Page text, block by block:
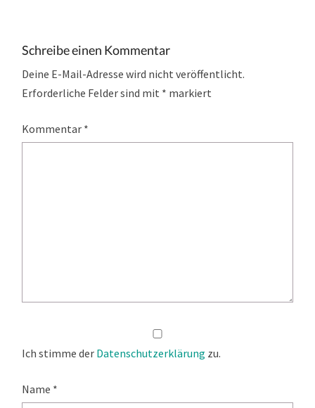
Schreibe einen Kommentar
Deine E-Mail-Adresse wird nicht veröffentlicht.
Erforderliche Felder sind mit * markiert
Kommentar *
Ich stimme der Datenschutzerklärung zu.
Name *